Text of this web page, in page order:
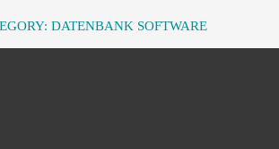
DATENBANK SOFTWARE